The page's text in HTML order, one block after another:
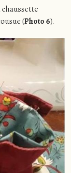
(Photo 6).